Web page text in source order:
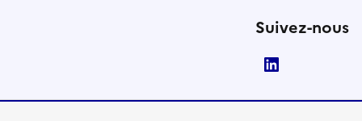
Suivez-nous